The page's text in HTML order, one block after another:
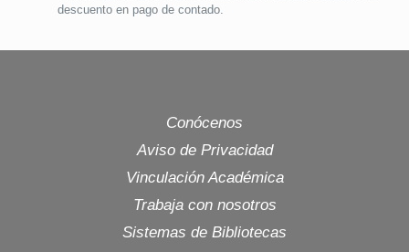
descuento en pago de contado.
Conócenos
Aviso de Privacidad
Vinculación Académica
Trabaja con nosotros
Sistemas de Bibliotecas